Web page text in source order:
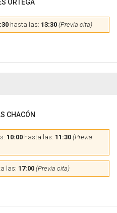
ORTEGA
hasta las: 13:30 (Previa cita)
CHACÓN
10:00 hasta las: 11:30 (Previa
las: 17:00 (Previa cita)